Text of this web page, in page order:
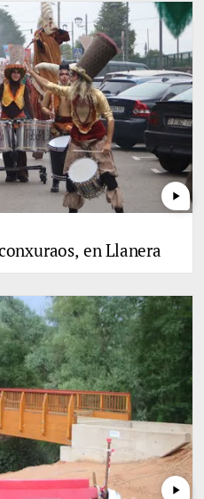
play_arrow
en Llanera
play_arrow